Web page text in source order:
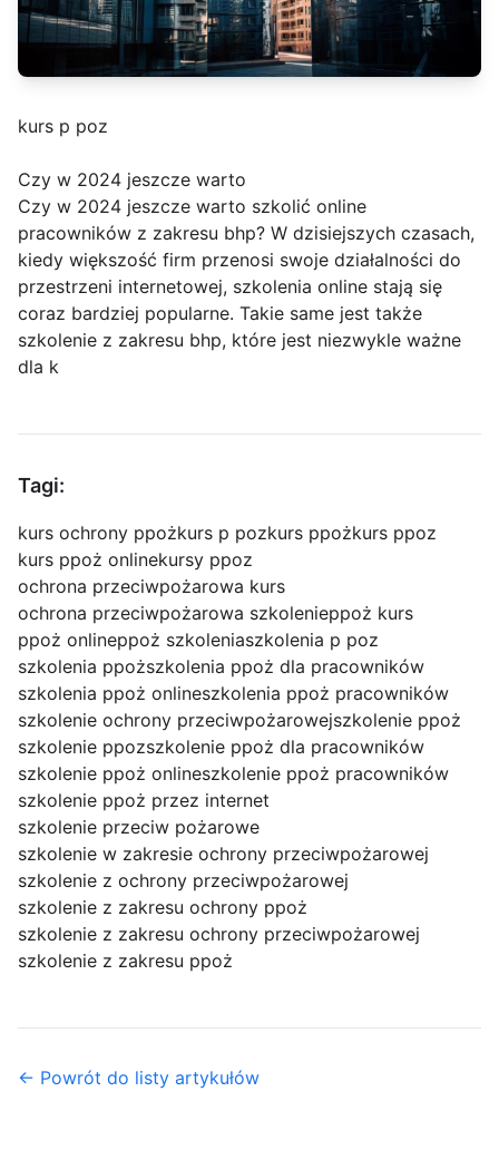
kurs p poz
Czy w 2024 jeszcze warto
Czy w 2024 jeszcze warto szkolić online
pracowników z zakresu bhp? W dzisiejszych czasach,
kiedy większość firm przenosi swoje działalności do
przestrzeni internetowej, szkolenia online stają się
coraz bardziej popularne. Takie same jest także
szkolenie z zakresu bhp, które jest niezwykle ważne
dla k
Tagi:
kurs ochrony ppożkurs p pozkurs ppożkurs ppoz
kurs ppoż onlinekursy ppoz
ochrona przeciwpożarowa kurs
ochrona przeciwpożarowa szkolenieppoż kurs
ppoż onlineppoż szkoleniaszkolenia p poz
szkolenia ppoższkolenia ppoż dla pracowników
szkolenia ppoż onlineszkolenia ppoż pracowników
szkolenie ochrony przeciwpożarowejszkolenie ppoż
szkolenie ppozszkolenie ppoż dla pracowników
szkolenie ppoż onlineszkolenie ppoż pracowników
szkolenie ppoż przez internet
szkolenie przeciw pożarowe
szkolenie w zakresie ochrony przeciwpożarowej
szkolenie z ochrony przeciwpożarowej
szkolenie z zakresu ochrony ppoż
szkolenie z zakresu ochrony przeciwpożarowej
szkolenie z zakresu ppoż
← Powrót do listy artykułów